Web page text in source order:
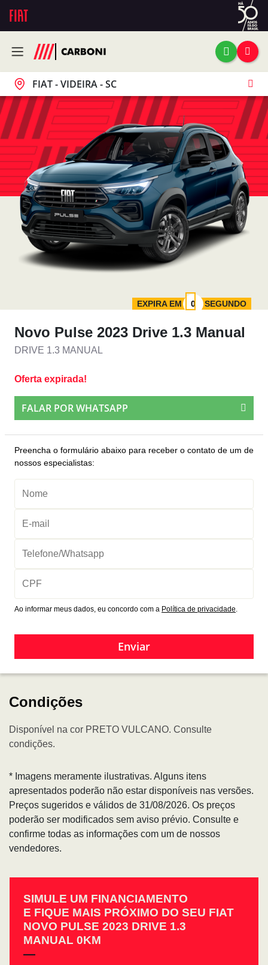
FIAT - VIDEIRA - SC
Condições
Disponível na cor PRETO VULCANO. Consulte
condições.
* Imagens meramente ilustrativas. Alguns itens
apresentados poderão não estar disponíveis nas versões.
Preços sugeridos e válidos de 31/08/2026. Os preços
poderão ser modificados sem aviso prévio. Consulte e
confirme todas as informações com um de nossos
vendedores.
EXPIRA EM SEGUNDO
Novo Pulse 2023 Drive 1.3 Manual
DRIVE 1.3 MANUAL
Oferta expirada!
FALAR POR WHATSAPP
Preencha o formulário abaixo para receber o contato de um de
nossos especialistas:
Ao informar meus dados, eu concordo com a Política de privacidade
Enviar
SIMULE UM FINANCIAMENTO
E FIQUE MAIS PRÓXIMO DO SEU FIAT
NOVO PULSE 2023 DRIVE 1.3
MANUAL 0KM